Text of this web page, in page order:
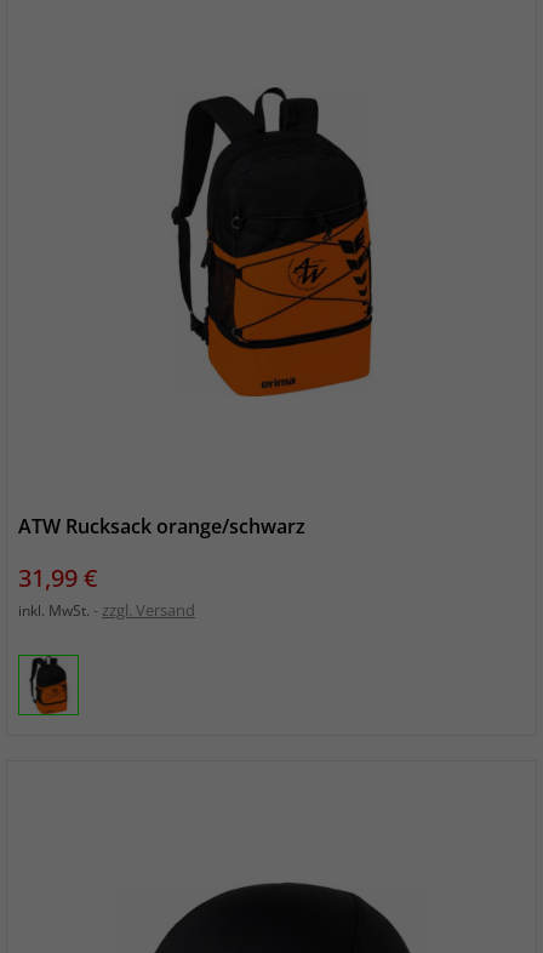
ATW Rucksack orange/schwarz
Preis
31,99 €
inkl. MwSt. zzgl. Versand